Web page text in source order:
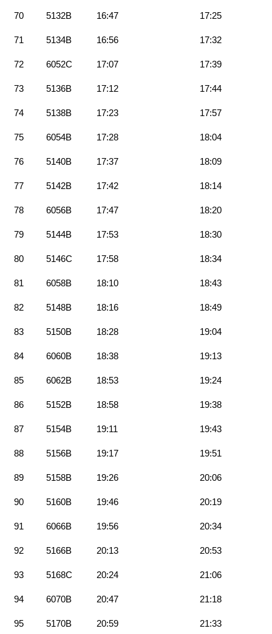
70 5132B 16:47 17:25
71 5134B 16:56 17:32
72 6052C 17:07 17:39
73 5136B 17:12 17:44
74 5138B 17:23 17:57
75 6054B 17:28 18:04
76 5140B 17:37 18:09
77 5142B 17:42 18:14
78 6056B 17:47 18:20
79 5144B 17:53 18:30
80 5146C 17:58 18:34
81 6058B 18:10 18:43
82 5148B 18:16 18:49
83 5150B 18:28 19:04
84 6060B 18:38 19:13
85 6062B 18:53 19:24
86 5152B 18:58 19:38
87 5154B 19:11 19:43
88 5156B 19:17 19:51
89 5158B 19:26 20:06
90 5160B 19:46 20:19
91 6066B 19:56 20:34
92 5166B 20:13 20:53
93 5168C 20:24 21:06
94 6070B 20:47 21:18
95 5170B 20:59 21:33